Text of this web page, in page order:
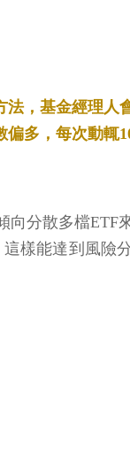
，基金經理人
多，每次動輒
分散多檔ETF
這樣能達到風